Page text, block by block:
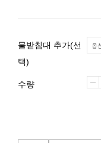
물받침대 추가(선
택)
수량